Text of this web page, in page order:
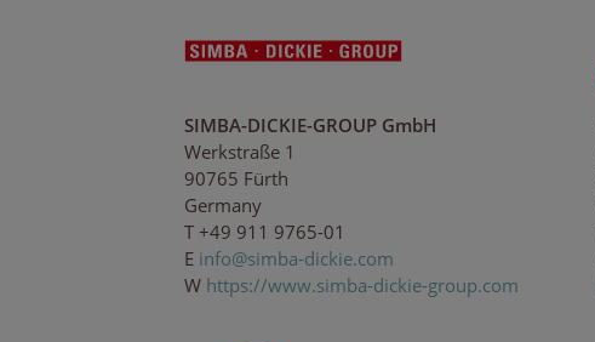
SIMBA-DICKIE-GROUP GmbH
Werkstraße 1
90765 Fürth
Germany
T +49 911 9765-01
E info@simba-dickie.com
W https://www.simba-dickie-group.com